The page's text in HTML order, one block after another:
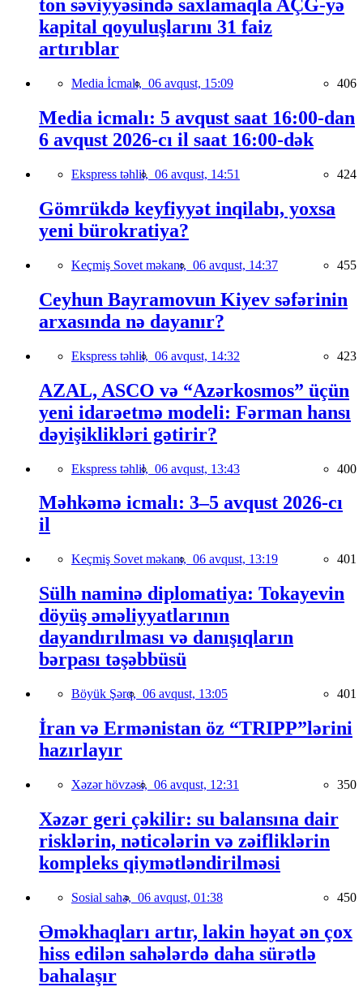
ton səviyyəsində saxlamaqla AÇG-yə
kapital qoyuluşlarını 31 faiz
artırıblar
Media İcmalı, 06 avqust, 15:09 406
Media icmalı: 5 avqust saat 16:00-dan
6 avqust 2026-cı il saat 16:00-dək
Ekspress təhlil, 06 avqust, 14:51 424
Gömrükdə keyfiyyət inqilabı, yoxsa
yeni bürokratiya?
Keçmiş Sovet məkanı, 06 avqust, 14:37 455
Ceyhun Bayramovun Kiyev səfərinin
arxasında nə dayanır?
Ekspress təhlil, 06 avqust, 14:32 423
AZAL, ASCO və “Azərkosmos” üçün
yeni idarəetmə modeli: Fərman hansı
dəyişiklikləri gətirir?
Ekspress təhlil, 06 avqust, 13:43 400
Məhkəmə icmalı: 3–5 avqust 2026-cı
il
Keçmiş Sovet məkanı, 06 avqust, 13:19 401
Sülh naminə diplomatiya: Tokayevin
döyüş əməliyyatlarının
dayandırılması və danışıqların
bərpası təşəbbüsü
Böyük Şərq, 06 avqust, 13:05 401
İran və Ermənistan öz “TRIPP”lərini
hazırlayır
Xəzər hövzəsi, 06 avqust, 12:31 350
Xəzər geri çəkilir: su balansına dair
risklərin, nəticələrin və zəifliklərin
kompleks qiymətləndirilməsi
Sosial sahə, 06 avqust, 01:38 450
Əməkhaqları artır, lakin həyat ən çox
hiss edilən sahələrdə daha sürətlə
bahalaşır